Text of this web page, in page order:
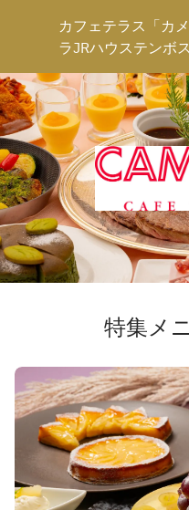
カフェテラス「カ
ラJRハウステンボス
特集メ